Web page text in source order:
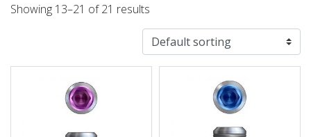
Showing 13–21 of 21 results